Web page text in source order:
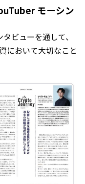
モーシン
ビューを通して、
において大切なこと